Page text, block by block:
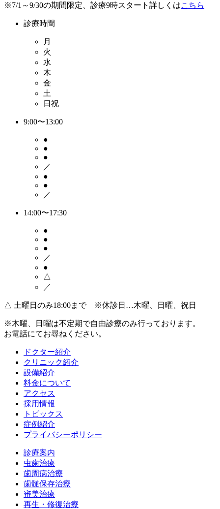
※7/1～9/30の期間限定、診療9時スタート詳しくはこちら
診療時間
月
火
水
木
金
土
日祝
9:00〜13:00
●
●
●
／
●
●
／
14:00〜17:30
●
●
●
／
●
△
／
△ 土曜日のみ18:00まで ※休診日…木曜、日曜、祝日
※木曜、日曜は不定期で自由診療のみ行っております。
お電話にてお尋ねください。
ドクター紹介
クリニック紹介
設備紹介
料金について
アクセス
採用情報
トピックス
症例紹介
プライバシーポリシー
診療案内
虫歯治療
歯周病治療
歯髄保存治療
審美治療
再生・修復治療